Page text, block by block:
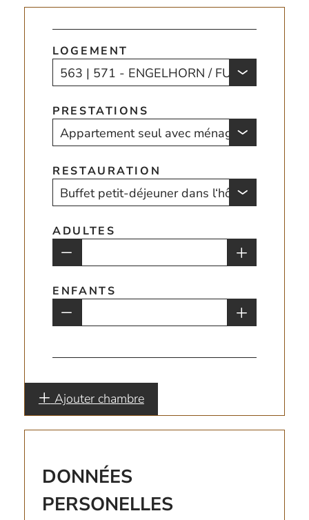
LOGEMENT
PRESTATIONS
RESTAURATION
ADULTES
ENFANTS
Ajouter chambre
DONNÉES
PERSONELLES